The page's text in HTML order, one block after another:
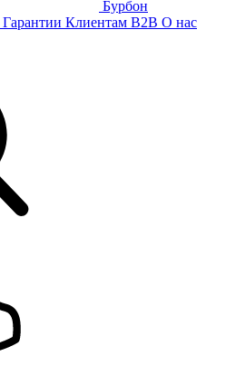
Бурбон
Гарантии Клиентам B2B О нас